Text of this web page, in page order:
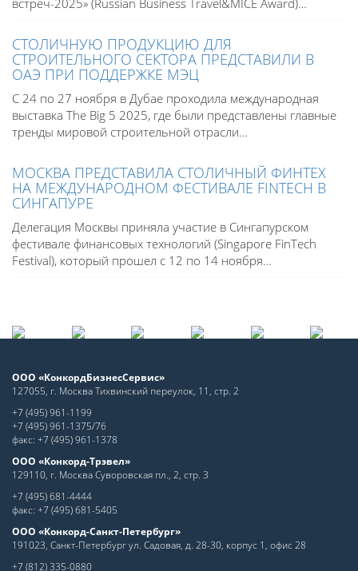
встреч-2025» (Russian Business Travel&MICE Award)…
СТОЛИЧНУЮ ПРОДУКЦИЮ ДЛЯ
СТРОИТЕЛЬНОГО СЕКТОРА ПРЕДСТАВИЛИ В
ОАЭ ПРИ ПОДДЕРЖКЕ МЭЦ
С 24 по 27 ноября в Дубае проходила международная
выставка The Big 5 2025, где были представлены главные
тренды мировой строительной отрасли…
МОСКВА ПРЕДСТАВИЛА СТОЛИЧНЫЙ ФИНТЕХ
НА МЕЖДУНАРОДНОМ ФЕСТИВАЛЕ FINTECH В
СИНГАПУРЕ
Делегация Москвы приняла участие в Сингапурском
фестивале финансовых технологий (Singapore FinTech
Festival), который прошел с 12 по 14 ноября…
ООО «КонкордБизнесСервис»
127055, г. Москва Тихвинский переулок, 11, стр. 2
+7 (495) 961-1199
+7 (495) 961-1375/76
факс: +7 (495) 961-1378
ООО «Конкорд-Трэвел»
129110, г. Москва Суворовская пл., 2, стр. 3
+7 (495) 681-4444
факс: +7 (495) 681-5405
ООО «Конкорд-Санкт-Петербург»
191023, Санкт-Петербург ул. Садовая, д. 28-30, корпус 1, офис 28
+7 (812) 335-0880